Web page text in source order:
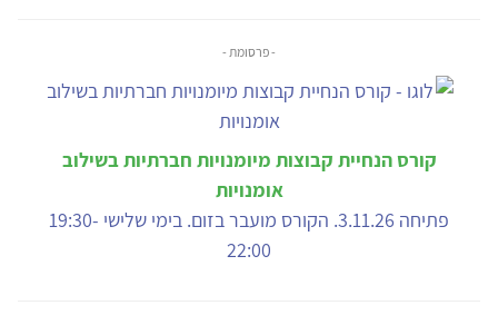
- פרסומת -
קורס הנחיית קבוצות מיומנויות חברתיות בשילוב
אומנויות
פתיחה 3.11.26. הקורס מועבר בזום. בימי שלישי 19:30-
22:00